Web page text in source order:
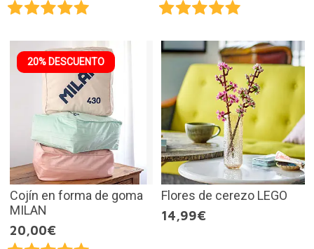
20% DESCUENTO
Cojín en forma de goma
MILAN
20,00€
Flores de cerezo LEGO
14,99€